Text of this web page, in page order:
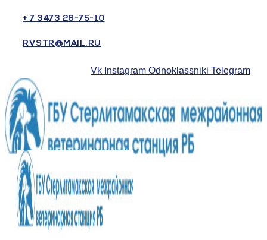
+ 7 3473 26-75-10
RVSTR@MAIL.RU
Vk Instagram Odnoklassniki Telegram